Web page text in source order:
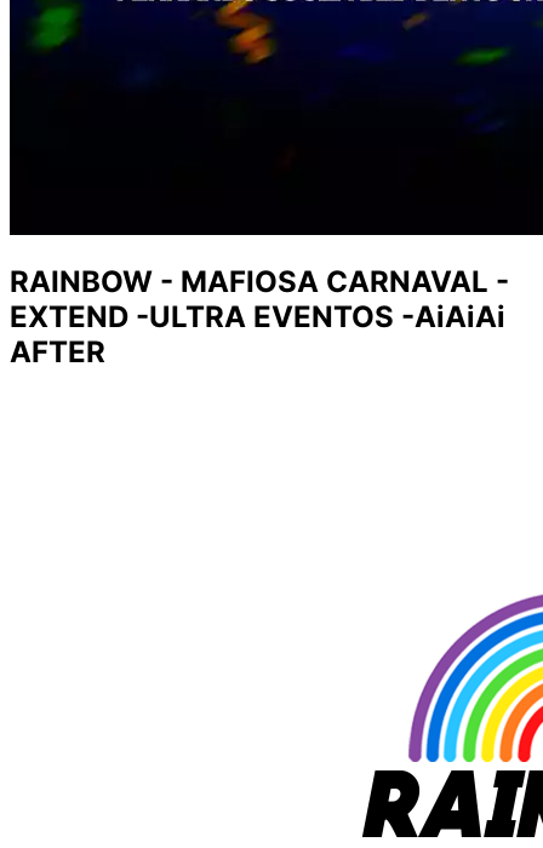
RAINBOW - MAFIOSA CARNAVAL -
EXTEND -ULTRA EVENTOS -AiAiAi
AFTER